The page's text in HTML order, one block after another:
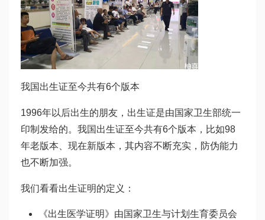
我国出生证至今共有6个版本
1996年以后出生的朋友，出生证是由国家卫生部统一
印制发给的。我国出生证至今共有6个版本，比如98
年老版本、现在新版本，其内容不断充实，防伪能力
也不断加强。
我们看看出生证明的定义：
《出生医学证明》由国家卫生与计划生育委员会